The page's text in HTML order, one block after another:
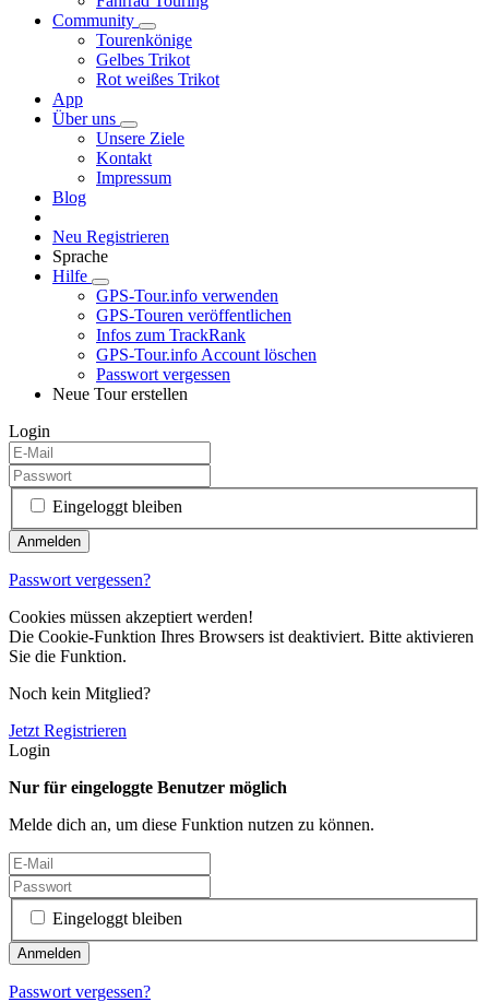
Community
Tourenkönige
Gelbes Trikot
Rot weißes Trikot
App
Über uns
Unsere Ziele
Kontakt
Impressum
Blog
Neu Registrieren
Sprache
Hilfe
GPS-Tour.info verwenden
GPS-Touren veröffentlichen
Infos zum TrackRank
GPS-Tour.info Account löschen
Passwort vergessen
Neue Tour erstellen
Login
Eingeloggt bleiben
Passwort vergessen?
Cookies müssen akzeptiert werden!
Die Cookie-Funktion Ihres Browsers ist deaktiviert. Bitte aktivieren
Sie die Funktion.
Noch kein Mitglied?
Jetzt Registrieren
Login
Nur für eingeloggte Benutzer möglich
Melde dich an, um diese Funktion nutzen zu können.
Eingeloggt bleiben
Passwort vergessen?